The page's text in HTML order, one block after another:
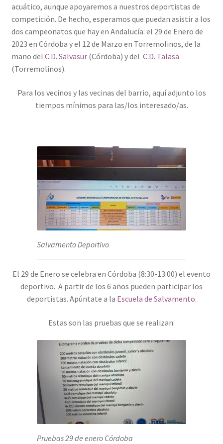
acuático, aunque apoyaremos a nuestros deportistas de
competición. De hecho, esperamos que puedan asistir a los
dos campeonatos que hay en Andalucía: el 29 de Enero de
2023 en Córdoba y el 12 de Marzo en Torremolinos, de la
mano del C.D. Salvasur(Córdoba) y del C.D. Talasa
(Torremolinos).
Para los vecinos y las vecinas del barrio, aquí adjunto los
tiempos mínimos para las/los interesado/as.
Salvamento Deportivo
El 29 de Enero se celebra en Córdoba (8:30-13:00) el evento
deportivo. A partir de los 6 años pueden participar los
deportistas. Apúntate a la Escuela de Salvamento.
Estas son las pruebas que se realizan:
Pruebas 29 de enero Córdoba